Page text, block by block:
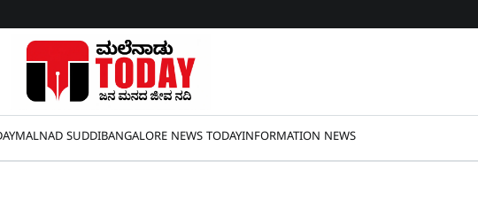
MALNAD SUDDIBANGALORE NEWS TODAYINFORMATION NEWS